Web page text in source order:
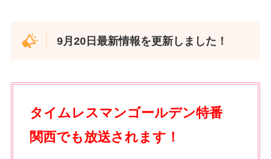
9月20日最新情報を更新しました！
タイムレスマンゴールデン特番
関西でも放送されます！